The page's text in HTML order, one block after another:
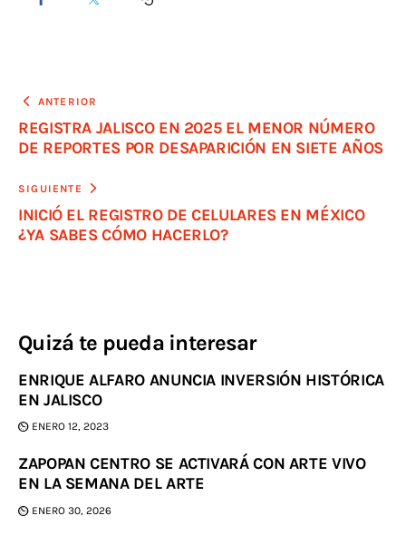
ANTERIOR
REGISTRA JALISCO EN 2025 EL MENOR NÚMERO
DE REPORTES POR DESAPARICIÓN EN SIETE AÑOS
SIGUIENTE
INICIÓ EL REGISTRO DE CELULARES EN MÉXICO
¿YA SABES CÓMO HACERLO?
Quizá te pueda interesar
ENRIQUE ALFARO ANUNCIA INVERSIÓN HISTÓRICA
EN JALISCO
ENERO 12, 2023
ZAPOPAN CENTRO SE ACTIVARÁ CON ARTE VIVO
EN LA SEMANA DEL ARTE
ENERO 30, 2026